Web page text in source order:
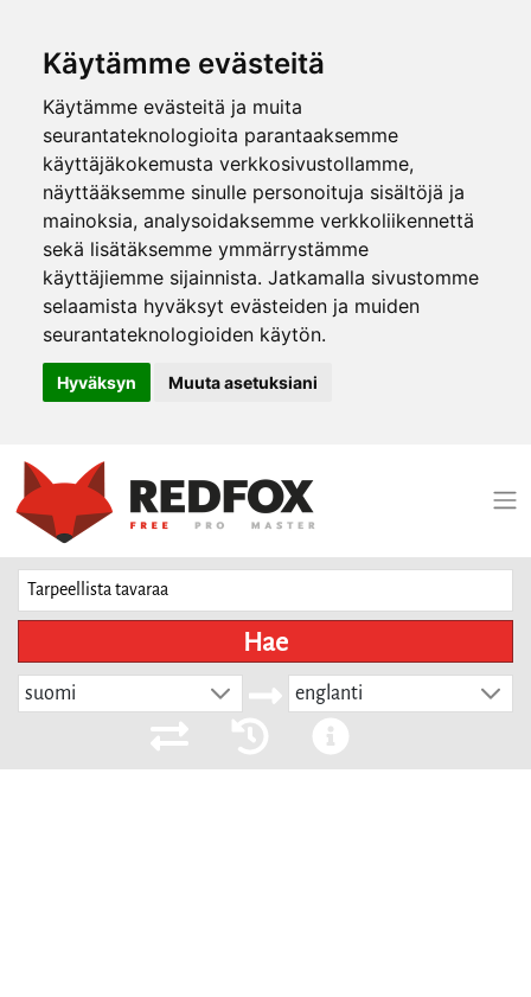
Käytämme evästeitä
Käytämme evästeitä ja muita
seurantateknologioita parantaaksemme
käyttäjäkokemusta verkkosivustollamme,
näyttääksemme sinulle personoituja sisältöjä ja
mainoksia, analysoidaksemme verkkoliikennettä
sekä lisätäksemme ymmärrystämme
käyttäjiemme sijainnista. Jatkamalla sivustomme
selaamista hyväksyt evästeiden ja muiden
seurantateknologioiden käytön.
Hyväksyn Muuta asetuksiani
Hae
suomi englanti